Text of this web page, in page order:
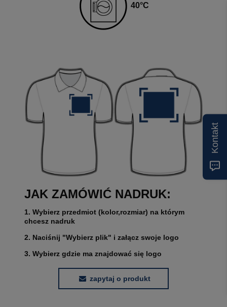
40°C
JAK ZAMÓWIĆ NADRUK:
1. Wybierz przedmiot (kolor,rozmiar) na którym
chcesz nadruk
2. Naciśnij "Wybierz plik" i załącz swoje logo
3. Wybierz gdzie ma znajdować się logo
zapytaj o produkt
Kontakt